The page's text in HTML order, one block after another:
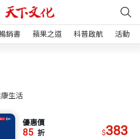
銷書 蘋果之道 科普啟航 活動
生活
優惠價
85 折 $383